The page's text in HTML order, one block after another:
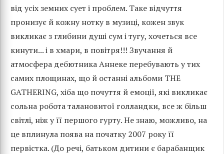
від усіх земних сует і проблем. Таке відчуття
пронизує й кожну нотку в музиці, кожен звук
викликає з глибини душі сум і тугу, хочеться все
кинути... і в хмари, в повітря!!! Звучання й
атмосфера дебютника Аннеке перебувають у тих
самих площинах, що й останні альбоми THE
GATHERING, хіба що почуття й емоції, які викликає
сольна робота талановитої голландки, все ж більш
світлі, ніж у її першого гурту. Не знаю, можливо, на
це вплинула поява на початку 2007 року її
первістка. (До речі, батьком дитини є барабанщик